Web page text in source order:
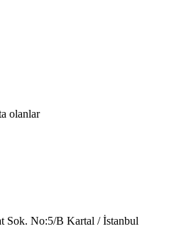
olanlar
Sok. No:5/B Kartal / İstanbul